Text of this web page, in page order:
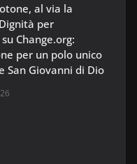
al via la
per
Change.org:
per un polo unico
San Giovanni di Dio